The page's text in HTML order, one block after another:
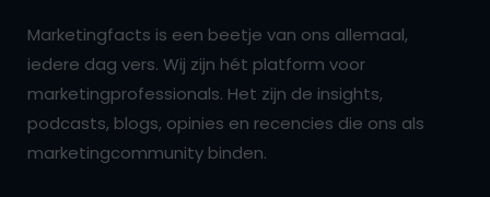
Marketingfacts is een beetje van ons allemaal,
iedere dag vers. Wij zijn hét platform voor
marketingprofessionals. Het zijn de insights,
podcasts, blogs, opinies en recencies die ons als
marketingcommunity binden.